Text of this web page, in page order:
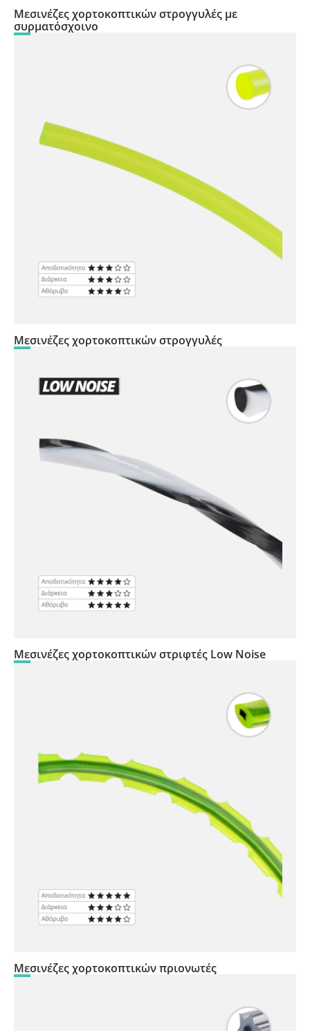
Μεσινέζες χορτοκοπτικών στρογγυλές με
συρματόσχοινο
Μεσινέζες χορτοκοπτικών στρογγυλές
Μεσινέζες χορτοκοπτικών στριφτές Low Noise
Μεσινέζες χορτοκοπτικών πριονωτές